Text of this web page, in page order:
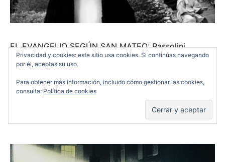
EL EVANGELIO SEGÚN SAN MATEO: Passolini
plantea un Jesucristo lejos de oropeles en una
donde la humildad es la protagonista.
Privacidad y cookies: este sitio usa cookies. Si continúas navegando
por él, aceptas su uso.
Para obtener más información, incluido cómo gestionar las cookies,
consulta: Política de cookies